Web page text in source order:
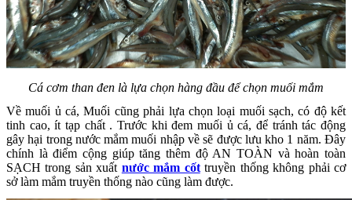
Cá cơm than đen là lựa chọn hàng đầu để chọn muối mắm
Về muối ủ cá, Muối cũng phải lựa chọn loại muối sạch, có độ kết
tinh cao, ít tạp chất . Trước khi đem muối ủ cá, để tránh tác động
gây hại trong nước mắm muối nhập về sẽ được lưu kho 1 năm. Đây
chính là điểm cộng giúp tăng thêm độ AN TOÀN và hoàn toàn
SẠCH trong sản xuất nước mắm cốttruyền thống không phải cơ
sở làm mắm truyền thống nào cũng làm được.